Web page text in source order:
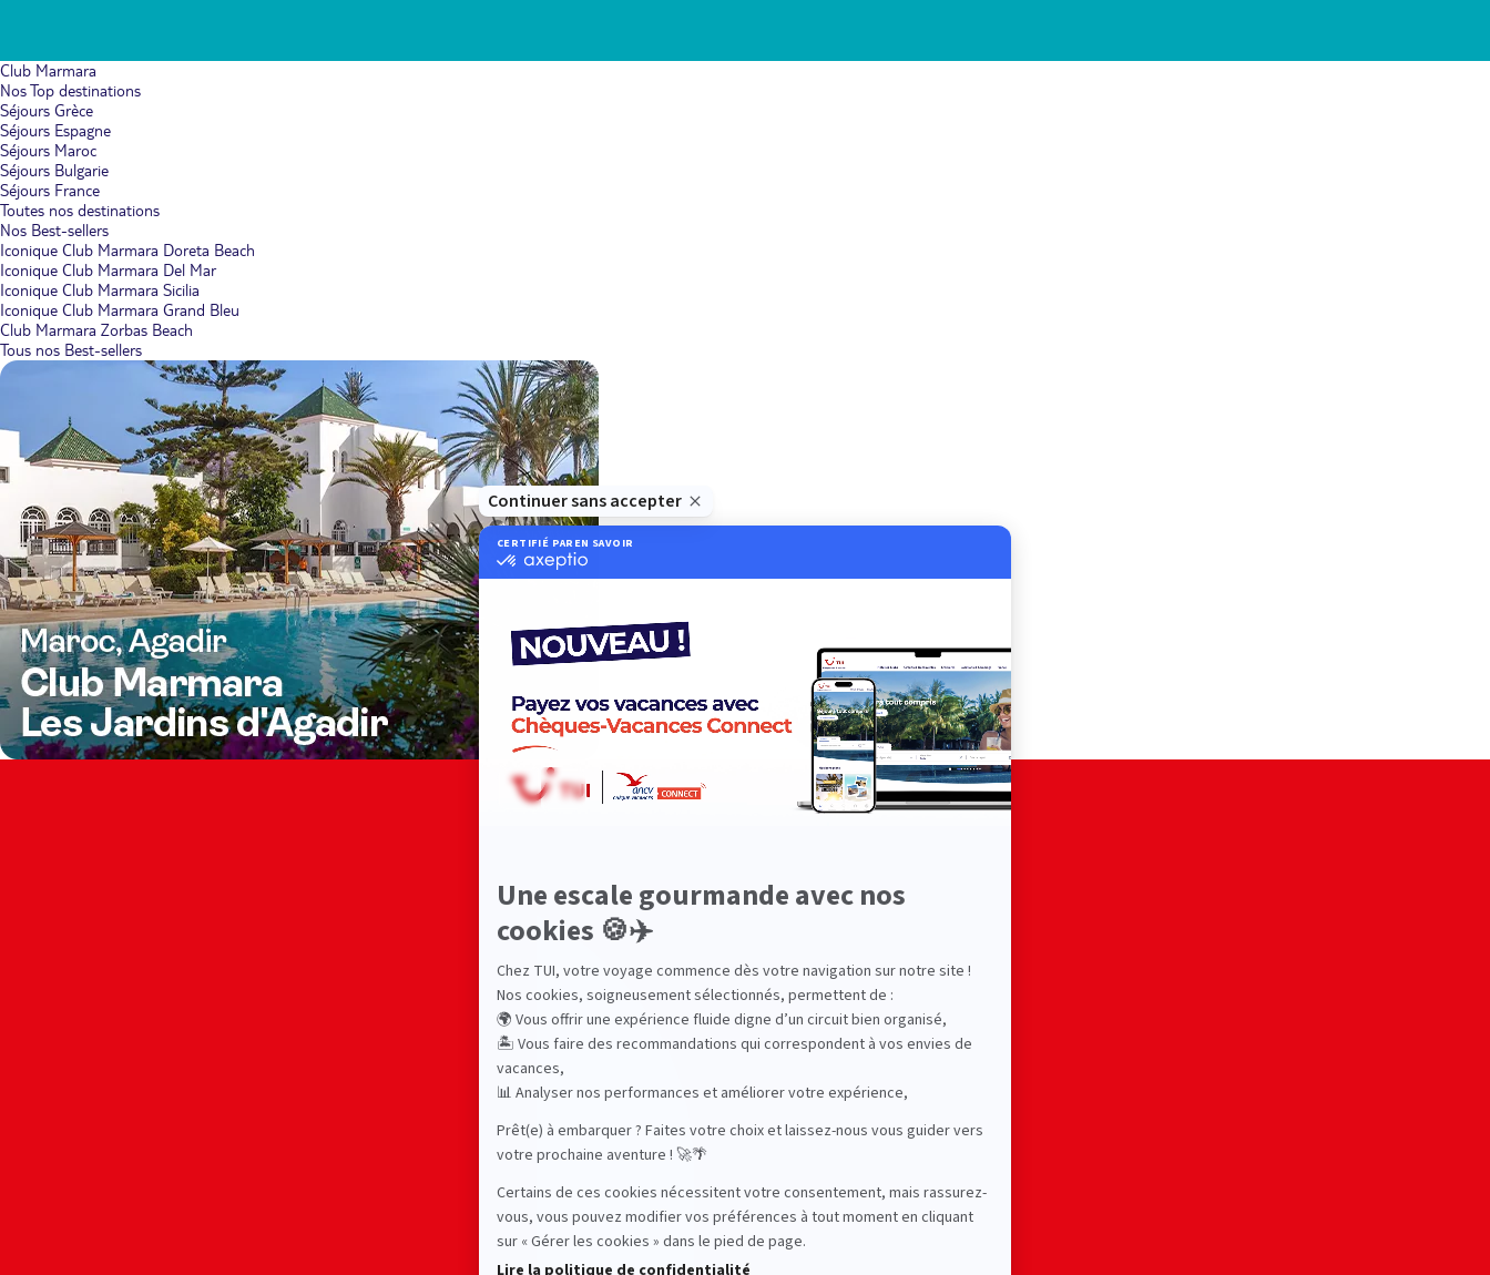
Club Marmara
Nos Top destinations
Séjours Grèce
Séjours Espagne
Séjours Maroc
Séjours Bulgarie
Séjours France
Toutes nos destinations
Nos Best-sellers
Iconique Club Marmara Doreta Beach
Iconique Club Marmara Del Mar
Iconique Club Marmara Sicilia
Iconique Club Marmara Grand Bleu
Club Marmara Zorbas Beach
Tous nos Best-sellers